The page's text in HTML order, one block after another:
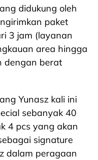
didukung oleh
paket
3 jam (layanan
area hingga
dengan berat
Yunasz kali ini
sebanyak 40
4 pcs yang akan
signature
dalam peragaan